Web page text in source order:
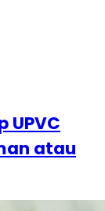
UPVC
atau